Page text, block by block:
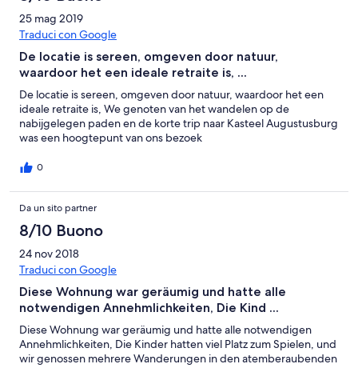
25 mag 2019
Traduci con Google
De locatie is sereen, omgeven door natuur,
waardoor het een ideale retraite is, ...
De locatie is sereen, omgeven door natuur, waardoor het een
ideale retraite is, We genoten van het wandelen op de
nabijgelegen paden en de korte trip naar Kasteel Augustusburg
was een hoogtepunt van ons bezoek
0
Da un sito partner
8/10 Buono
24 nov 2018
Traduci con Google
Diese Wohnung war geräumig und hatte alle
notwendigen Annehmlichkeiten, Die Kind ...
Diese Wohnung war geräumig und hatte alle notwendigen
Annehmlichkeiten, Die Kinder hatten viel Platz zum Spielen, und
wir genossen mehrere Wanderungen in den atemberaubenden